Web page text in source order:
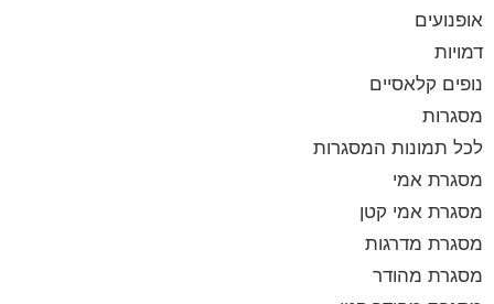
אופנועים
דמויות
נופים קלאסיים
מסגרות
לכל תמונות המסגרות
מסגרת אמי
מסגרת אמי קטן
מסגרת מדרגות
מסגרת מהודר